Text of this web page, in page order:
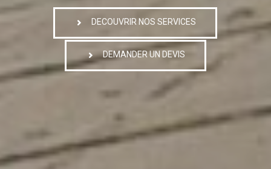
DECOUVRIR NOS SERVICES
DEMANDER UN DEVIS